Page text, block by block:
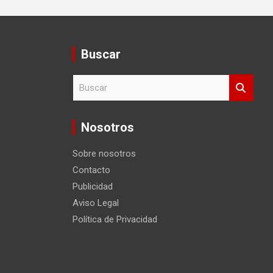
Buscar
c
Nosotros
Sobre nosotros
Contacto
Publicidad
Aviso Legal
Política de Privacidad